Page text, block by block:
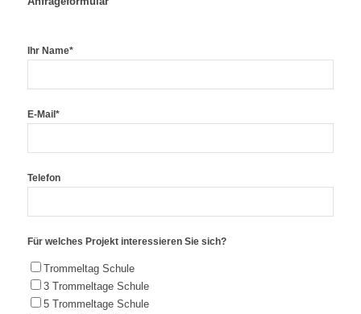
Ihr Name*
E-Mail*
Telefon
Für welches Projekt interessieren Sie sich?
Trommeltag Schule
3 Trommeltage Schule
5 Trommeltage Schule